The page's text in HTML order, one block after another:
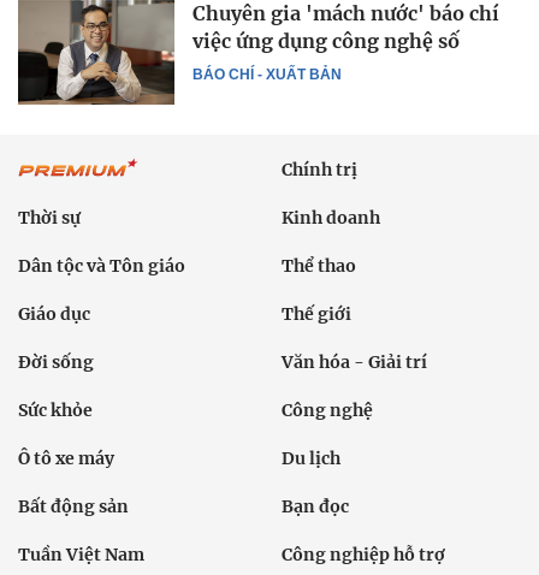
BÁO CHÍ - XUẤT BẢN
Chuyên gia 'mách nước' báo chí
việc ứng dụng công nghệ số
Chính trị
Thời sự Kinh doanh
Dân tộc và Tôn giáo Thể thao
Giáo dục Thế giới
Đời sống Văn hóa - Giải trí
Sức khỏe Công nghệ
Ô tô xe máy Du lịch
Bất động sản Bạn đọc
Tuần Việt Nam Công nghiệp hỗ trợ